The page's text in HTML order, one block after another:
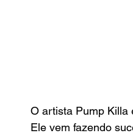
O artista Pump Killa
Ele vem fazendo